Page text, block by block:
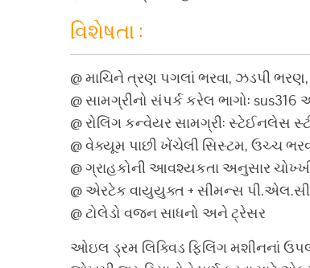
વિશેષતા :
@ માચિને ત્રણ પગલાં ભરવા, ઝડપી
@ સામગ્રીનો સંપર્ક કરેલ ભાગો:
@ રોલિંગ કન્વેયર સામગ્રી: સ્ટેઈનલેસ
@ વેક્યૂમ પાછી ખેંચેલી સિસ્ટમ, ઉચ્ચ
@ ગ્રાહકોની આવશ્યકતા અનુસાર
@ એરટેક વાયુયુક્ત + સીમન્સ
@ ટોલેડો વજન સાધનો અને ટ્રેસર
ઓઇલ ડ્રમ લિક્વિડ ફિલિંગ મશીનનાં